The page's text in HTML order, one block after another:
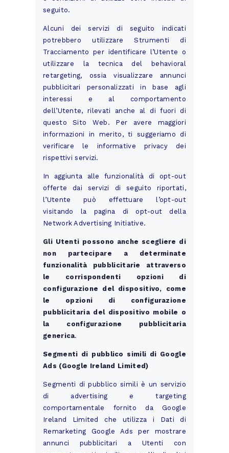
seguito.
Alcuni dei servizi di seguito indicati
potrebbero utilizzare Strumenti di
Tracciamento per identificare l’Utente o
utilizzare la tecnica del behavioral
retargeting, ossia visualizzare annunci
pubblicitari personalizzati in base agli
interessi e al comportamento
dell’Utente, rilevati anche al di fuori di
questo Sito Web. Per avere maggiori
informazioni in merito, ti suggeriamo di
verificare le informative privacy dei
rispettivi servizi.
In aggiunta alle funzionalità di opt-out
offerte dai servizi di seguito riportati,
l’Utente può effettuare l’opt-out
visitando la pagina di opt-out della
Network Advertising Initiative.
Gli Utenti possono anche scegliere di
non partecipare a determinate
funzionalità pubblicitarie attraverso
le corrispondenti opzioni di
configurazione del dispositivo, come
le opzioni di configurazione
pubblicitaria del dispositivo mobile o
la configurazione pubblicitaria
generica.
Segmenti di pubblico simili di Google
Ads (Google Ireland Limited)
Segmenti di pubblico simili è un servizio
di advertising e targeting
comportamentale fornito da Google
Ireland Limited che utilizza i Dati di
Remarketing Google Ads per mostrare
annunci pubblicitari a Utenti con